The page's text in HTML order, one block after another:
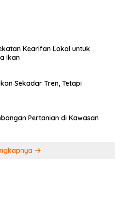
Kearifan Lokal untuk
Ikan
Sekadar Tren, Tetapi
Pertanian di Kawasan